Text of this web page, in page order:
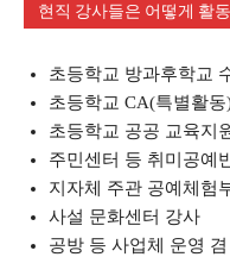
현직 강사들은 어떻게 활
초등학교 방과후학교
초등학교 CA(특별활동
초등학교 공공 교육지
주민센터 등 취미공예
지자체 주관 공예체험
사설 문화센터 강사
공방 등 사업체 운영